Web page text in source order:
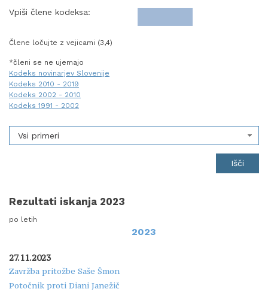
Vpiši člene kodeksa:
Člene ločujte z vejicami (3,4)
*členi se ne ujemajo
Kodeks novinarjev Slovenije
Kodeks 2010 - 2019
Kodeks 2002 - 2010
Kodeks 1991 - 2002
Vsi primeri
Rezultati iskanja 2023
po letih
2023
27.11.2023
Zavržba pritožbe Saše Šmon
Potočnik proti Diani Janežič